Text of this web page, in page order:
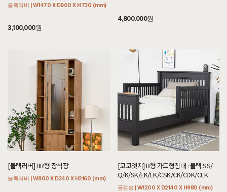
블랙러버 | W1470 X D900 X H730 (mm)
3,100,000원
4,800,000원
[블랙러버] BR형 장식장
블랙러버 | W800 X D340 X H2160 (mm)
[코코엣지] B형 가드형침대 : 블랙 SS/
Q/K/SK/EK/LK/CSK/CK/CDK/CLK
금강송 | W1200 X D2140 X H980 (mm)